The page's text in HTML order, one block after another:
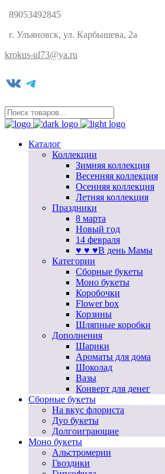
89053492845
г. Ульяновск, ул. Карбышева, 2а
krokus-ul73@ya.ru
VK Telegram
Каталог
Коллекции
Зимняя коллекция
Весенняя коллекция
Осенняя коллекция
Летняя коллекция
Праздники
8 марта
Новый год
14 февраля
♥ ♥ ♥В день Мамы
Категории
Сборные букеты
Моно букеты
Коробочки
Flower box
Корзины
Шляпные коробки
Дополнения
Шарики
Ароматы для дома
Шоколад
Вазы
Конверт для денег
Сборные букеты
На вкус флориста
Дуо букеты
Долгоиграющие
Моно букеты
Альстромерии
Гвоздики